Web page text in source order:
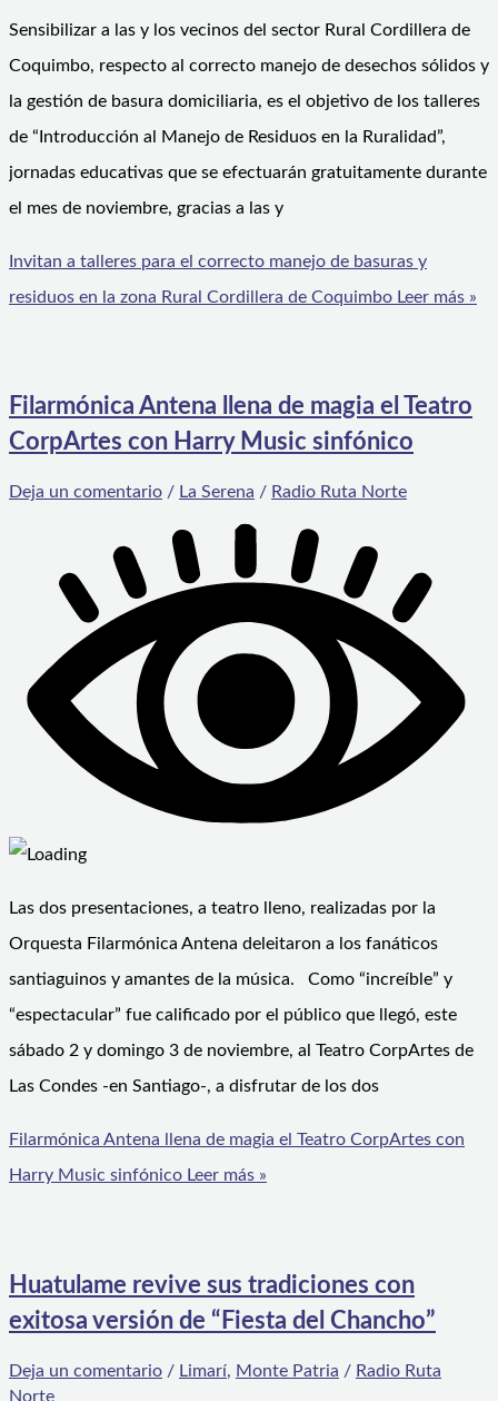
Sensibilizar a las y los vecinos del sector Rural Cordillera de
Coquimbo, respecto al correcto manejo de desechos sólidos y
la gestión de basura domiciliaria, es el objetivo de los talleres
de “Introducción al Manejo de Residuos en la Ruralidad”,
jornadas educativas que se efectuarán gratuitamente durante
el mes de noviembre, gracias a las y
Invitan a talleres para el correcto manejo de basuras y
residuos en la zona Rural Cordillera de Coquimbo Leer más »
Filarmónica Antena llena de magia el Teatro
CorpArtes con Harry Music sinfónico
Deja un comentario / La Serena / Radio Ruta Norte
Las dos presentaciones, a teatro lleno, realizadas por la
Orquesta Filarmónica Antena deleitaron a los fanáticos
santiaguinos y amantes de la música. Como “increíble” y
“espectacular” fue calificado por el público que llegó, este
sábado 2 y domingo 3 de noviembre, al Teatro CorpArtes de
Las Condes -en Santiago-, a disfrutar de los dos
Filarmónica Antena llena de magia el Teatro CorpArtes con
Harry Music sinfónico Leer más »
Huatulame revive sus tradiciones con
exitosa versión de “Fiesta del Chancho”
Deja un comentario / Limarí, Monte Patria / Radio Ruta
Norte